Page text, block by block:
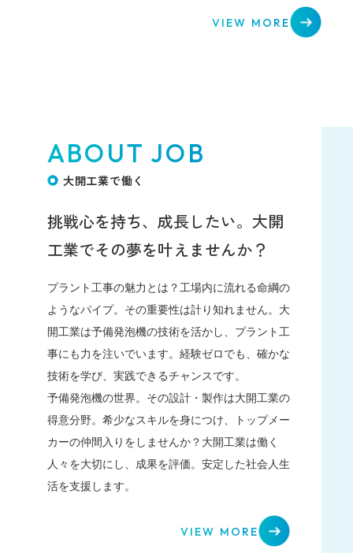
VIEW MORE
ABOUT JOB
大開工業で働く
挑戦心を持ち、成長したい。 大開
工業でその夢を叶えませんか？
プラント工事の魅力とは？工場内に流れる命綱の
ようなパイプ。その重要性は計り知れません。大
開工業は予備発泡機の技術を活かし、プラント工
事にも力を注いでいます。経験ゼロでも、確かな
技術を学び、実践できるチャンスです。
予備発泡機の世界。その設計・製作は大開工業の
得意分野。希少なスキルを身につけ、トップメー
カーの仲間入りをしませんか？大開工業は働く
人々を大切にし、成果を評価。安定した社会人生
活を支援します。
VIEW MORE